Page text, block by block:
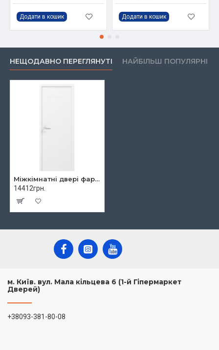
Додати в кошик Додати в кошик
НЕЩОДАВНО ПЕРЕГЛЯНУТІ НАЙБІЛЬШ ПОПУЛЯРНІ
Міжкімнатні двері фарбовані Rodos "CORTES" Jazz
14412грн.
м. Київ. вул. Мала кільцева 6 (1-й Гіпермаркет
Дверей)
+38093-381-80-08